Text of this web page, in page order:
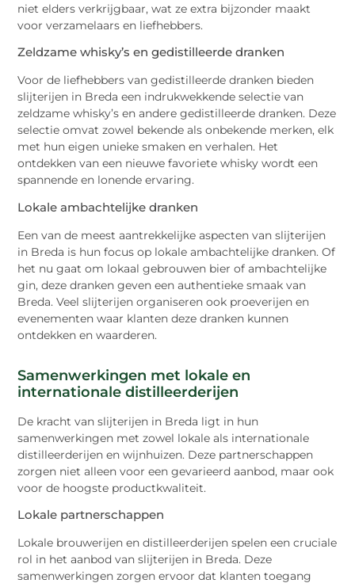
niet elders verkrijgbaar, wat ze extra bijzonder maakt
voor verzamelaars en liefhebbers.
Zeldzame whisky’s en gedistilleerde dranken
Voor de liefhebbers van gedistilleerde dranken bieden
slijterijen in Breda een indrukwekkende selectie van
zeldzame whisky’s en andere gedistilleerde dranken. Deze
selectie omvat zowel bekende als onbekende merken, elk
met hun eigen unieke smaken en verhalen. Het
ontdekken van een nieuwe favoriete whisky wordt een
spannende en lonende ervaring.
Lokale ambachtelijke dranken
Een van de meest aantrekkelijke aspecten van slijterijen
in Breda is hun focus op lokale ambachtelijke dranken. Of
het nu gaat om lokaal gebrouwen bier of ambachtelijke
gin, deze dranken geven een authentieke smaak van
Breda. Veel slijterijen organiseren ook proeverijen en
evenementen waar klanten deze dranken kunnen
ontdekken en waarderen.
Samenwerkingen met lokale en
internationale distilleerderijen
De kracht van slijterijen in Breda ligt in hun
samenwerkingen met zowel lokale als internationale
distilleerderijen en wijnhuizen. Deze partnerschappen
zorgen niet alleen voor een gevarieerd aanbod, maar ook
voor de hoogste productkwaliteit.
Lokale partnerschappen
Lokale brouwerijen en distilleerderijen spelen een cruciale
rol in het aanbod van slijterijen in Breda. Deze
samenwerkingen zorgen ervoor dat klanten toegang